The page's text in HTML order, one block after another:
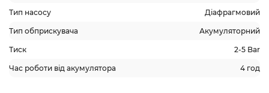
Тип насосу Діафрагмовий
Тип обприскувача Акумуляторний
Тиск 2-5 Bar
Час роботи від акумулятора 4 год